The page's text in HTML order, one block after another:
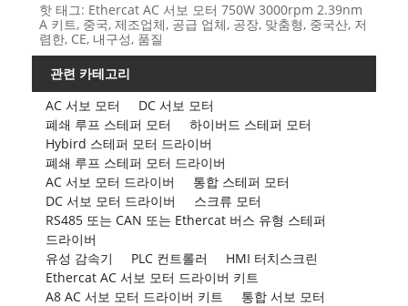
핫 태그: Ethercat AC 서보 모터 750W 3000rpm 2.39nm
A 키트, 중국, 제조업체, 공급 업체, 공장, 맞춤형, 중국산, 저
렴한, CE, 내구성, 품질
관련 카테고리
AC 서보 모터
DC 서보 모터
폐쇄 루프 스테퍼 모터
하이버드 스테퍼 모터
Hybird 스테퍼 모터 드라이버
폐쇄 루프 스테퍼 모터 드라이버
AC 서보 모터 드라이버
통합 스테퍼 모터
DC 서보 모터 드라이버
스크류 모터
RS485 또는 CAN 또는 Ethercat 버스 유형 스테퍼
드라이버
유성 감속기
PLC 컨트롤러
HMI 터치스크린
Ethercat AC 서보 모터 드라이버 키트
A8 AC 서보 모터 드라이버 키트
통합 서보 모터